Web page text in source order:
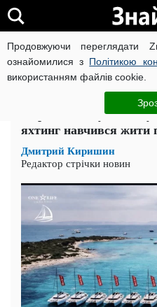
Продовжуючи переглядати
ознайомилися з Політикою
використанням файлів cookie.
ВІЙНА РОСІЇ ПРОТИ
Компромат
Пир під час чуми. Як
яхтинг навчився жити
Дмитрий Киришин
Редактор стрічки новин